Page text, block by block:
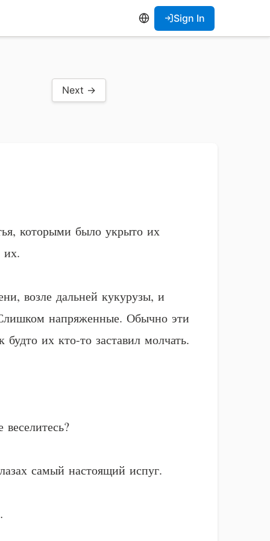
Sign In
Next →
которыми было укрыто их
их.
возле дальней кукурузы, и
напряженные. Обычно эти
их кто-то заставил молчать.
самый настоящий испуг.